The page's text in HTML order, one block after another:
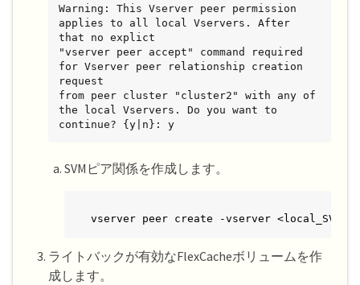
Warning: This Vserver peer permission
applies to all local Vservers. After
that no explict
"vserver peer accept" command required
for Vserver peer relationship creation
request
from peer cluster "cluster2" with any of
the local Vservers. Do you want to
continue? {y|n}: y
SVMピア関係を作成します。
vserver peer create -vserver <local_SVM>
ライトバックが有効なFlexCacheボリュームを作
成します。